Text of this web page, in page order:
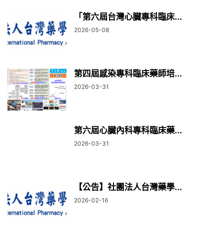
「第六屆台灣心臟專科臨床...
2026-05-08
第四屆感染專科臨床藥師培...
2026-03-31
第六屆心臟內科專科臨床藥...
2026-03-31
【公告】社團法人台灣藥學...
2026-02-16